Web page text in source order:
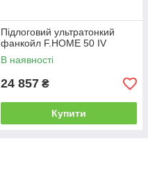
Підлоговий ультратонкий
фанкойл F.HOME 50 IV
В наявності
24 857 ₴
Купити